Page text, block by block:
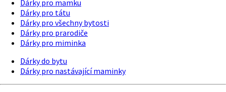
Dárky pro mamku
Dárky pro tátu
Dárky pro všechny bytosti
Dárky pro prarodiče
Dárky pro miminka
Dárky do bytu
Dárky pro nastávající maminky